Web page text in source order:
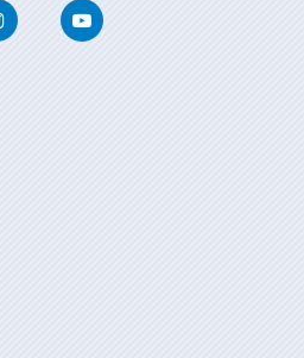
InstagramYoutube